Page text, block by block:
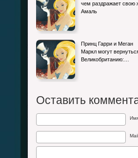
чем раздражает свою
Амаль
Принц Гарри и Меган
Маркл могут
Великобританию:…
Оставить